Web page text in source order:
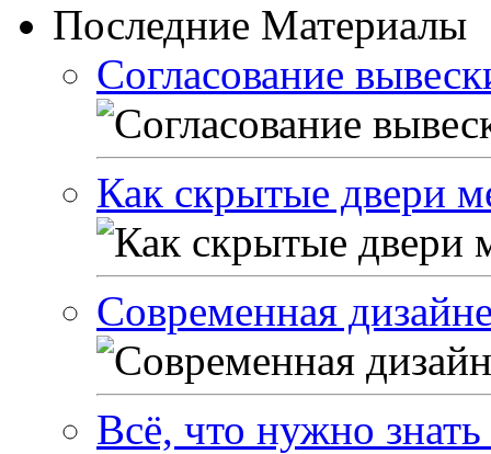
Последние Материалы
Согласование
Как скрытые двери
Современная
Всё, что нужно